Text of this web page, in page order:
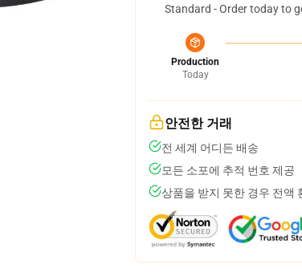
Standard - Order today to
Production
Today
안전한 거래
전 세계 어디든 배송
모든 소포에 추적 번호 제공
상품을 받지 못한 경우 전액